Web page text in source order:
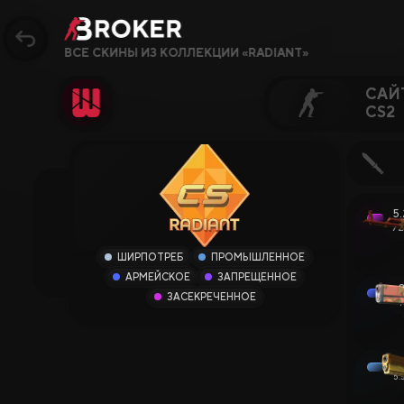
Сайты, Режимы,
Сайты CS2
Крипто-сайты
ВСЕ СКИНЫ ИЗ КОЛЛЕКЦИИ «RADIANT»
CS2
ШИРПОТРЕБ
ПРОМЫШЛЕННОЕ
АРМЕЙСКОЕ
ЗАПРЕЩЕННОЕ
ЗАСЕКРЕЧЕННОЕ